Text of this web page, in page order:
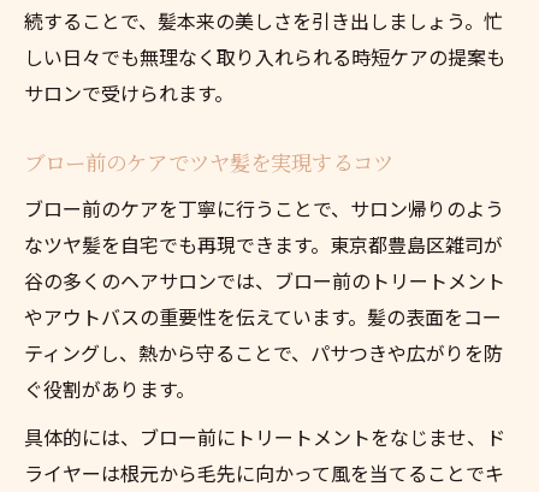
続することで、髪本来の美しさを引き出しましょう。忙
しい日々でも無理なく取り入れられる時短ケアの提案も
サロンで受けられます。
ブロー前のケアでツヤ髪を実現するコツ
ブロー前のケアを丁寧に行うことで、サロン帰りのよう
なツヤ髪を自宅でも再現できます。東京都豊島区雑司が
谷の多くのヘアサロンでは、ブロー前のトリートメント
やアウトバスの重要性を伝えています。髪の表面をコー
ティングし、熱から守ることで、パサつきや広がりを防
ぐ役割があります。
具体的には、ブロー前にトリートメントをなじませ、ド
ライヤーは根元から毛先に向かって風を当てることでキ